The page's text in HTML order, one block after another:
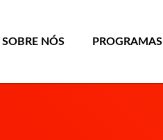
SOBRE NÓS PROGRAMAS